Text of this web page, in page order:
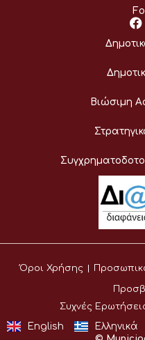
Βιώσιμη
Όροι Χρήσης
Συχνές
English Ελληνικά